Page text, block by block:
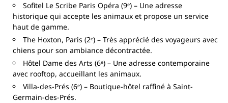
Sofitel Le Scribe Paris Opéra (9ᵉ) – Une adresse
historique qui accepte les animaux et propose un service
haut de gamme.
The Hoxton, Paris (2ᵉ) – Très apprécié des voyageurs avec
chiens pour son ambiance décontractée.
Hôtel Dame des Arts (6ᵉ) – Une adresse contemporaine
avec rooftop, accueillant les animaux.
Villa-des-Prés (6ᵉ) – Boutique-hôtel raffiné à Saint-
Germain-des-Prés.